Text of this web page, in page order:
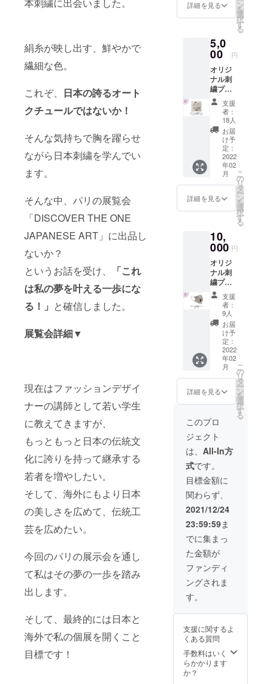
絹糸が映し出す、鮮やかで
繊細な色。
これぞ、 日本の誇るオート
クチュールではないか！
そんな気持ちで胸を躍らせ
ながら日本刺繍を学んでい
ます。
そんな中、パリの展覧会
「DISCOVER THE ONE
JAPANESE ART」に出品し
ないか？
というお話を受け、
「これ
は私の夢を叶える一歩にな
る！」 と確信しました。
展覧会詳細▼
現在はファッションデザイ
ナーの講師として若い学生
に教えてきますが、
もっともっと日本の伝統文
化に誇りを持って継承する
若者を増やしたい。
そして、海外にもより日本
の美しさを広めて、伝統工
芸を広めたい。
今回のパリの展示会を通し
て私はその夢の一歩を踏み
出します。
そして、最終的には日本と
海外で私の個展を開くこと
目標です！
本プロ
画像も
追って
て頂き
ます。
暖かく
ご支援
のほど
宜しく
お願い
いたし
ます。
し、そ
いただ
いて構
いませ
ん。 ま
た、ご
支援頂
いた方
には、
いち早
く今後
開催の
展示会
や６月
に開会
の本プ
ロジェ
クトの
て送ら
せて頂
す。 暖
かくご
支援の
ほど宜
しくお
願いい
たしま
す。
一部の
ポスト
カード
ており
ます。
「鯉の
輪」の
タイト
ルとロ
ゴサイ
ン入り
美しい
色合い
で贈り
物ポス
トカー
ドとし
ても、
また
フォト
賞用と
しても
お使い
いただ
けま
す。 こ
ちらは
お礼の
お言葉
のお手
紙もご
一緒さ
せて頂
きま
す。 ま
た、ご
支援頂
いち早
開催の
展示会
や６月
に開会
の本プ
ロジェ
クトの
ご報告
も追っ
て送ら
せて頂
きま
す。 暖
かくご
支援の
願いい
たしま
す。
詳細を見る ン
を
選
択
す
る
5,0
00 円
オリジ
ナル刺
繍プリ
ント
ソフト
タッチ
ハンカ
ジナル
刺繍
「鯉の
輪」」
の作品
のプリ
ントが
施され
ハンカ
チで
す。 柔
らかい
上質な
肌触り
のハン
カチで
す。 ミ
ニサイ
ズなの
でお出
かけに
ぴった
りで
す。 素
材：綿
イズ：
横20cm
/ 縦
20cm
色：イ
ンク
ジェッ
トプリ
ント 生
産国：
中国製
注意点
・画像
はイ
メージ
となり
ます。
現物と
い等が
ありま
すがご
了承く
ださ
い。 ま
支援
者：
18人
お届
け予
定：
2022
年02
月
詳細を見る
こ
の
リ
タ
ー
ン
を
選
択
す
る
10,
000 円
オリジ
ナル刺
繍プリ
ント
布マス
ク（洗
濯可）
１枚 オ
リジナ
ル刺繍
「鯉の
輪」の
プリン
トを施
したオ
リジナ
ルマス
クで
す。 機
能性抜
群の日
本製マ
スクで
す。 人
の肌に
直接触
れるマ
スクな
ので、
下着に
も使用
される
糸を
使った
りのマ
なって
おりま
す。 ま
た、女
性にも
支援
者：
9人
お届
け予
定：
2022
年02
月
詳細を見る
こ
の
リ
タ
ー
ン
を
選
択
す
る
このプロ
ジェクト
は、 All-In方
式です。
目標金額に
関わらず、
2021/12/24
23:59:59ま
でに集まっ
た金額が
ファンディ
ングされま
す。
支援に関するよ
くある質問
手数料はいく
らかかります
か？